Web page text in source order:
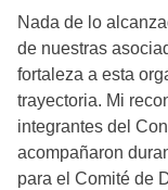
Nada de lo
de nuestras
fortaleza a esta
trayectoria. Mi
integrantes del
acompañaron
para el Comité de